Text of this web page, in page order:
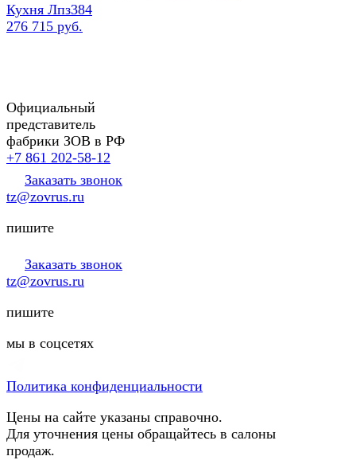
Кухня Лпз384
276 715 руб.
Официальный
представитель
фабрики ЗОВ в РФ
+7 861 202-58-12
Заказать звонок
tz@zovrus.ru
пишите
Заказать звонок
tz@zovrus.ru
пишите
мы в соцсетях
Политика конфиденциальности
Цены на сайте указаны справочно.
Для уточнения цены обращайтесь в салоны
продаж.